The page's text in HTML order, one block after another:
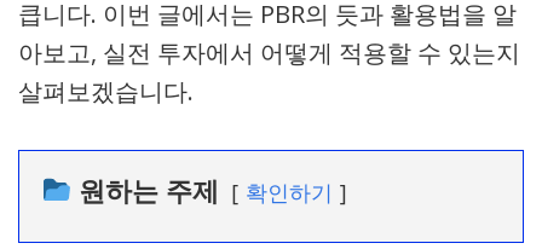
큽니다. 이번 글에서는 PBR의 듯과 활용법을 알
아보고, 실전 투자에서 어떻게 적용할 수 있는지
살펴보겠습니다.
원하는 주제 확인하기